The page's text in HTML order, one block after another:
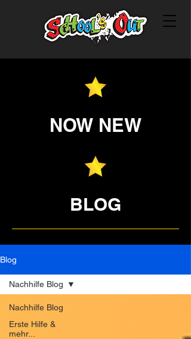
NOW NEW
BLOG
Blog
Nachhilfe Blog
Erste Hilfe &
mehr...
Nachhilfe Blog